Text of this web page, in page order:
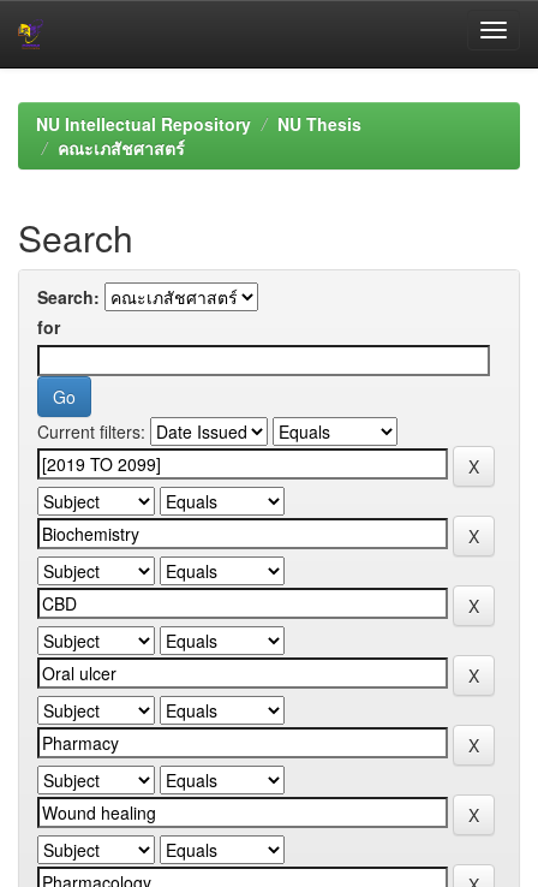
navigationNU Intellectual Repository
NU Thesis
คณะเภสัชศาสตร์
Search
Search:
for
Current filters: